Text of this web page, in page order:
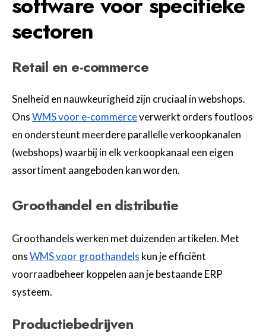
sectoren
Retail en e-commerce
Snelheid en nauwkeurigheid zijn cruciaal in webshops.
OnsWMS voor e-commerceverwerkt orders foutloos
en ondersteunt meerdere parallelle verkoopkanalen
(webshops) waarbij in elk verkoopkanaal een eigen
assortiment aangeboden kan worden.
Groothandel en distributie
Groothandels werken met duizenden artikelen. Met
onsWMS voor groothandels kun je efficiënt
voorraadbeheer koppelen aan je bestaande ERP
systeem.
Productiebedrijven